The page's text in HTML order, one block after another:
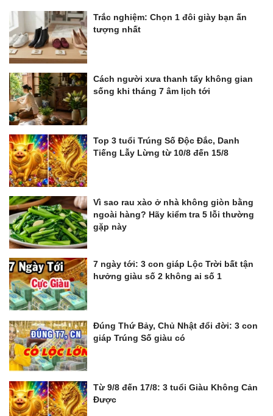
Trắc nghiệm: Chọn 1 đôi giày bạn ấn
tượng nhất
Cách người xưa thanh tẩy không gian
sống khi tháng 7 âm lịch tới
Top 3 tuổi Trúng Số Độc Đắc, Danh
Tiếng Lẫy Lừng từ 10/8 đến 15/8
Vì sao rau xào ở nhà không giòn bằng
ngoài hàng? Hãy kiểm tra 5 lỗi thường
gặp này
7 ngày tới: 3 con giáp Lộc Trời bất tận
hưởng giàu số 2 không ai số 1
Đúng Thứ Bảy, Chủ Nhật đổi đời: 3 con
giáp Trúng Số giàu có
Từ 9/8 đến 17/8: 3 tuổi Giàu Không Cản
Được